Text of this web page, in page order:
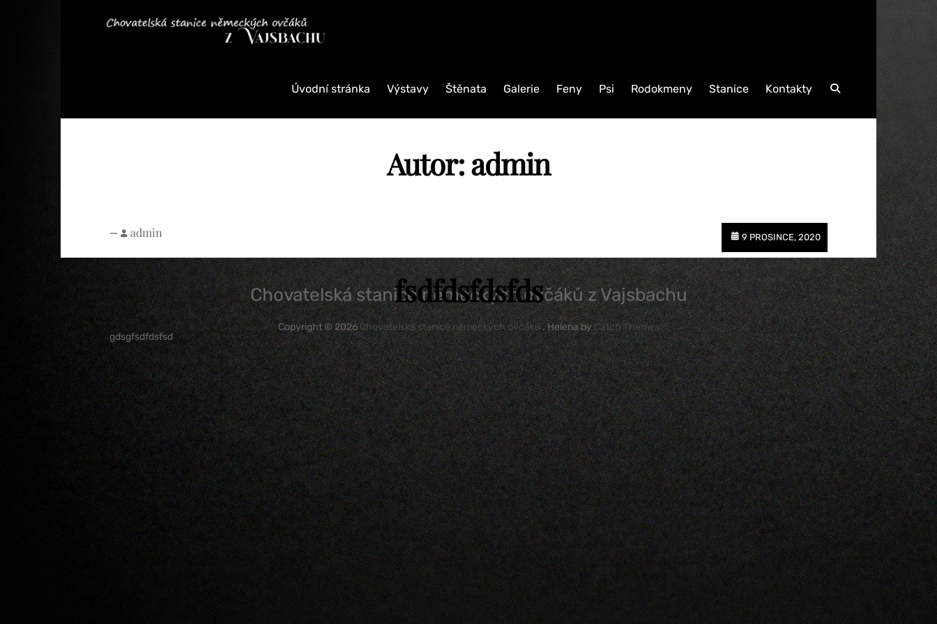
OVČÁKŮ
stanice
Úvodní stránka Výstavy Štěnata Galerie Feny Psi Rodokmeny Stanice Kontakty
Autor:admin
9 PROSINCE, 2020
— admin
fsdfdsfdsfds
gdsgfsdfdsfsd
Chovatelská stanice německých ovčáků z Vajsbachu
Copyright © 2026Chovatelská stanice německých ovčáků. Helena byCatch Themes